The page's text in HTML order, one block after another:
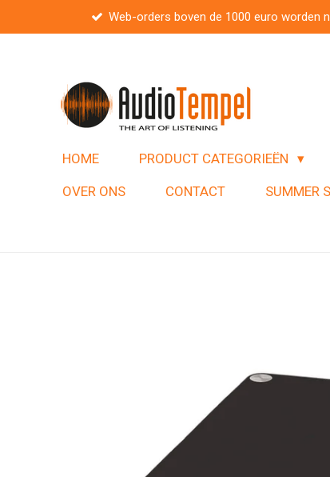
hoofdinhoud
Web-orders boven de 1000 euro worden
HOME PRODUCT CATEGORIEËN
OVER ONS CONTACT SUMMER